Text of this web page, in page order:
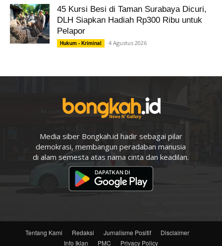
45 Kursi Besi di Taman Surabaya Dicuri,
DLH Siapkan Hadiah Rp300 Ribu untuk
Pelapor
Hukum - Kriminal 4 Agustus 2026
Media siber Bongkah.id hadir sebagai pilar
demokrasi, membangun peradaban manusia
di alam semesta atas nama cinta dan keadilan.
Tentang Kami Redaksi Jurnalisme Positif
Disclaimer
Info Iklan
PMC Privacy Policy